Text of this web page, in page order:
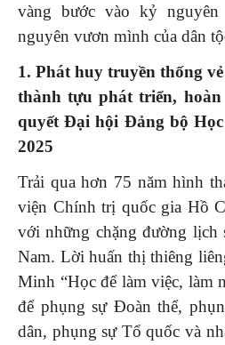
vàng bước vào kỷ
nguyên vươn mình của dân
1. Phát huy truyền thống
thành tựu phát triển,
quyết Đại hội Đảng bộ
2025
Trải qua hơn 75 năm hình
viện Chính trị quốc gia Hồ
với những chặng đường lịch
Nam. Lời huấn thị thiêng
Minh “Học để làm việc, làm
để phụng sự Đoàn thể,
dân, phụng sự Tổ quốc và